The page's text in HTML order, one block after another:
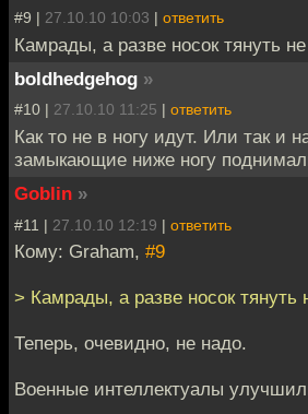
#9 | 27.10.10 10:03 | ответить
Камрады, а разве носок тянуть
boldhedgehog »
#10 | 27.10.10 11:25 | ответить
Как то не в ногу идут. Или так и
замыкающие ниже ногу
Goblin »
#11 | 27.10.10 12:19 | ответить
Кому: Graham, #9
> Камрады, а разве носок тянуть
Теперь, очевидно, не надо.
Военные интеллектуалы